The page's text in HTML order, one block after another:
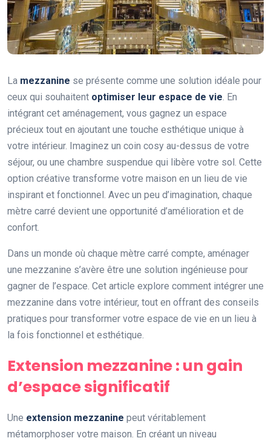
La mezzanine se présente comme une solution idéale pour
ceux qui souhaitent optimiser leur espace de vie. En
intégrant cet aménagement, vous gagnez un espace
précieux tout en ajoutant une touche esthétique unique à
votre intérieur. Imaginez un coin cosy au-dessus de votre
séjour, ou une chambre suspendue qui libère votre sol. Cette
option créative transforme votre maison en un lieu de vie
inspirant et fonctionnel. Avec un peu d’imagination, chaque
mètre carré devient une opportunité d’amélioration et de
confort.
Dans un monde où chaque mètre carré compte, aménager
une mezzanine s’avère être une solution ingénieuse pour
gagner de l’espace. Cet article explore comment intégrer une
mezzanine dans votre intérieur, tout en offrant des conseils
pratiques pour transformer votre espace de vie en un lieu à
la fois fonctionnel et esthétique.
Extension mezzanine : un gain
d’espace significatif
Une extension mezzanine peut véritablement
métamorphoser votre maison. En créant un niveau